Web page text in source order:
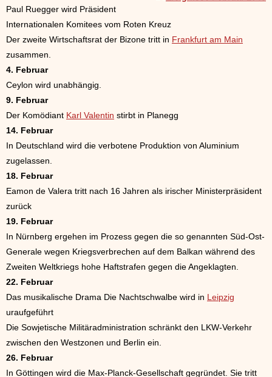
Paul Ruegger wird Präsident
Internationalen Komitees vom Roten Kreuz
Der zweite Wirtschaftsrat der Bizone tritt in Frankfurt am Main
zusammen.
4. Februar
Ceylon wird unabhängig.
9. Februar
Der Komödiant Karl Valentin stirbt in Planegg
14. Februar
In Deutschland wird die verbotene Produktion von Aluminium
zugelassen.
18. Februar
Eamon de Valera tritt nach 16 Jahren als irischer Ministerpräsident
zurück
19. Februar
In Nürnberg ergehen im Prozess gegen die so genannten Süd-Ost-
Generale wegen Kriegsverbrechen auf dem Balkan während des
Zweiten Weltkriegs hohe Haftstrafen gegen die Angeklagten.
22. Februar
Das musikalische Drama Die Nachtschwalbe wird in Leipzig
uraufgeführt
Die Sowjetische Militäradministration schränkt den LKW-Verkehr
zwischen den Westzonen und Berlin ein.
26. Februar
In Göttingen wird die Max-Planck-Gesellschaft gegründet. Sie tritt